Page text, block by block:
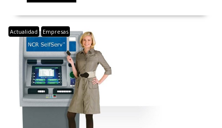
Actualidad Empresas